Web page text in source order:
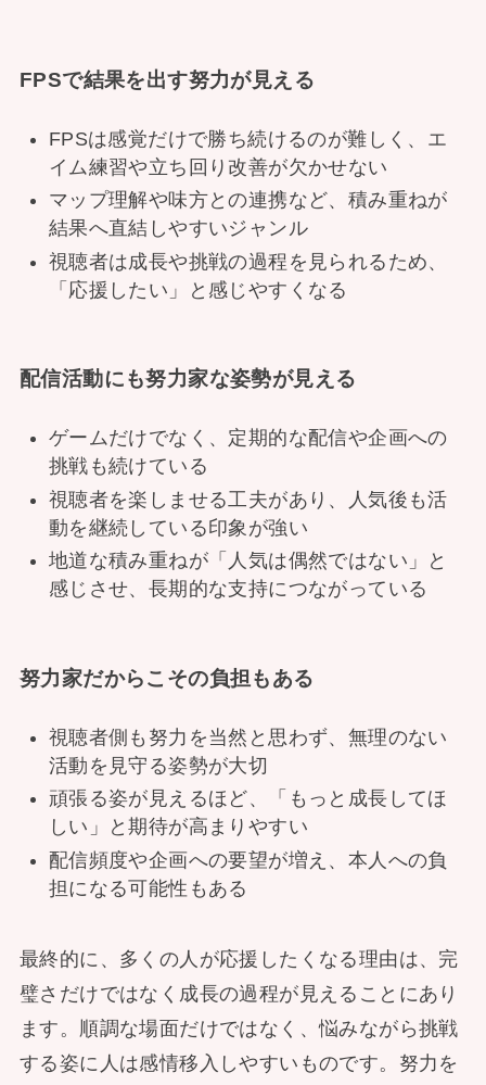
FPSで結果を出す努力が見える
FPSは感覚だけで勝ち続けるのが難しく、エ
イム練習や立ち回り改善が欠かせない
マップ理解や味方との連携など、積み重ねが
結果へ直結しやすいジャンル
視聴者は成長や挑戦の過程を見られるため、
「応援したい」と感じやすくなる
配信活動にも努力家な姿勢が見える
ゲームだけでなく、定期的な配信や企画への
挑戦も続けている
視聴者を楽しませる工夫があり、人気後も活
動を継続している印象が強い
地道な積み重ねが「人気は偶然ではない」と
感じさせ、長期的な支持につながっている
努力家だからこその負担もある
視聴者側も努力を当然と思わず、無理のない
活動を見守る姿勢が大切
頑張る姿が見えるほど、「もっと成長してほ
しい」と期待が高まりやすい
配信頻度や企画への要望が増え、本人への負
担になる可能性もある
最終的に、多くの人が応援したくなる理由は、完
璧さだけではなく成長の過程が見えることにあり
ます。順調な場面だけではなく、悩みながら挑戦
する姿に人は感情移入しやすいものです。努力を